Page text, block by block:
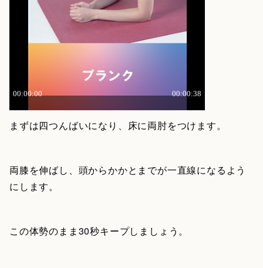
まずは四つんばいになり、床に両肘をつけます。
両膝を伸ばし、頭からかかとまでが一直線になるよう
にします。
この体勢のまま30秒キープしましょう。